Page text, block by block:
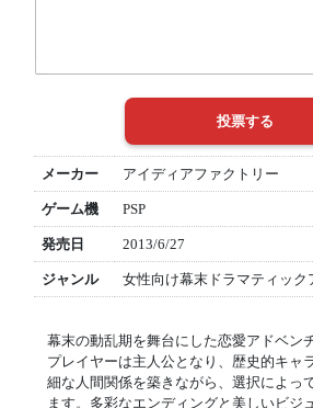
メーカー アイディアファクトリー
ゲーム機 PSP
発売日 2013/6/27
ジャンル 女性向け幕末ドラマティック
幕末の動乱期を舞台にした恋愛アドベン
プレイヤーは主人公となり、歴史的キャ
細な人間関係を築きながら、選択によっ
ます。多彩なエンディングと美しいビジ